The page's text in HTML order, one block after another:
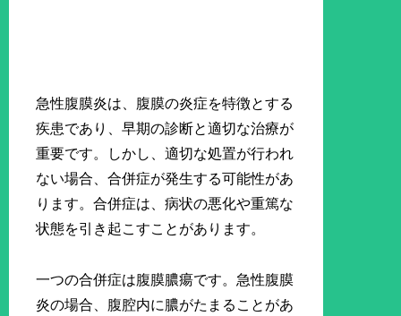
急性腹膜炎は、腹膜の炎症を特徴とする
疾患であり、早期の診断と適切な治療が
重要です。しかし、適切な処置が行われ
ない場合、合併症が発生する可能性があ
ります。合併症は、病状の悪化や重篤な
状態を引き起こすことがあります。
一つの合併症は腹膜膿瘍です。急性腹膜
炎の場合、腹腔内に膿がたまることがあ